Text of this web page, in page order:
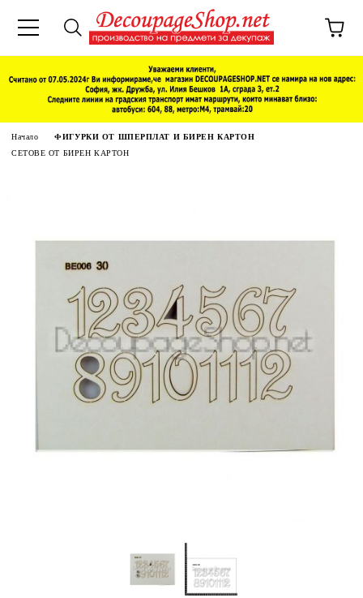
Начало
ФИГУРКИ ОТ ШПЕРПЛАТ И БИРЕН КАРТОН
СЕТОВЕ ОТ БИРЕН КАРТОН